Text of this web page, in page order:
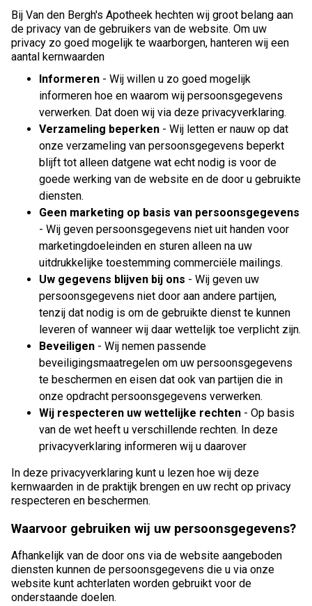
Bij Van den Bergh's Apotheek hechten wij groot belang aan
de privacy van de gebruikers van de website. Om uw
privacy zo goed mogelijk te waarborgen, hanteren wij een
aantal kernwaarden
Informeren - Wij willen u zo goed mogelijk
informeren hoe en waarom wij persoonsgegevens
verwerken. Dat doen wij via deze privacyverklaring.
Verzameling beperken - Wij letten er nauw op dat
onze verzameling van persoonsgegevens beperkt
blijft tot alleen datgene wat echt nodig is voor de
goede werking van de website en de door u gebruikte
diensten.
Geen marketing op basis van persoonsgegevens
- Wij geven persoonsgegevens niet uit handen voor
marketingdoeleinden en sturen alleen na uw
uitdrukkelijke toestemming commerciële mailings.
Uw gegevens blijven bij ons - Wij geven uw
persoonsgegevens niet door aan andere partijen,
tenzij dat nodig is om de gebruikte dienst te kunnen
leveren of wanneer wij daar wettelijk toe verplicht zijn.
Beveiligen - Wij nemen passende
beveiligingsmaatregelen om uw persoonsgegevens
te beschermen en eisen dat ook van partijen die in
onze opdracht persoonsgegevens verwerken.
Wij respecteren uw wettelijke rechten - Op basis
van de wet heeft u verschillende rechten. In deze
privacyverklaring informeren wij u daarover
In deze privacyverklaring kunt u lezen hoe wij deze
kernwaarden in de praktijk brengen en uw recht op privacy
respecteren en beschermen.
Waarvoor gebruiken wij uw persoonsgegevens?
Afhankelijk van de door ons via de website aangeboden
diensten kunnen de persoonsgegevens die u via onze
website kunt achterlaten worden gebruikt voor de
onderstaande doelen.